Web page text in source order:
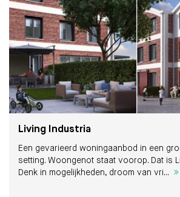
Living Industria
Een gevarieerd woningaanbod in een
setting. Woongenot staat voorop. Dat is
Denk in mogelijkheden, droom van vri...